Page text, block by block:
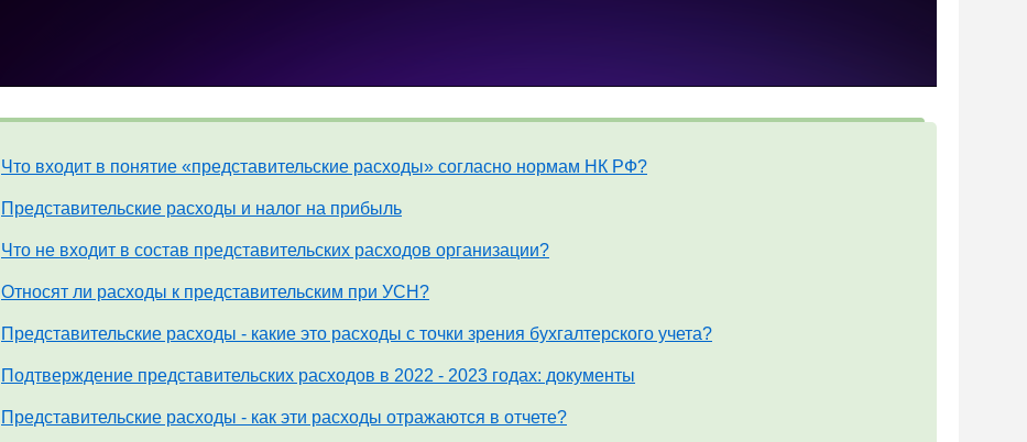
Что входит в понятие «представительские расходы» согласно нормам НК РФ?
Представительские расходы и налог на прибыль
Что не входит в состав представительских расходов организации?
Относят ли расходы к представительским при УСН?
Представительские расходы - какие это расходы с точки зрения бухгалтерского учета?
Подтверждение представительских расходов в 2022 - 2023 годах: документы
Представительские расходы - как эти расходы отражаются в отчете?